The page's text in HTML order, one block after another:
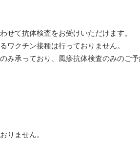
せて抗体検査をお受けいただけます。
ワクチン接種は行っておりません。
み承っており、風疹抗体検査のみのご
りません。